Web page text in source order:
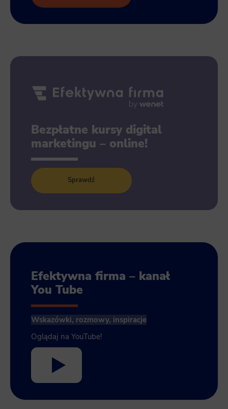
Bezpłatne kursy digital
marketingu – online!
Sprawdź
Efektywna firma – kanał
You Tube
Wskazówki, rozmowy, inspiracje
Oglądaj na YouTube!